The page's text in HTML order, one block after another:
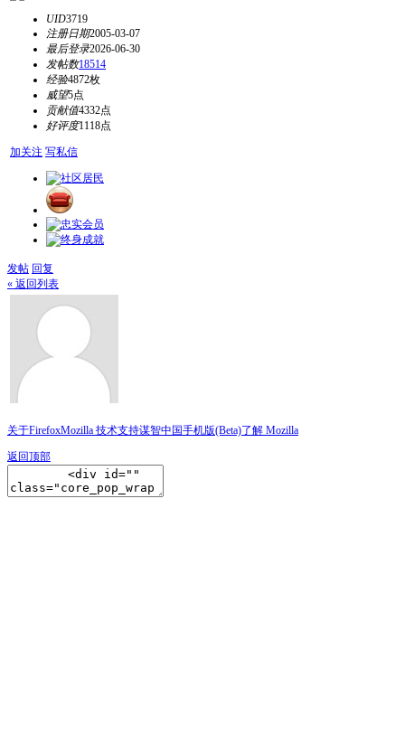
UID3719
注册日期2005-03-07
最后登录2026-06-30
发帖数18514
经验4872枚
威望5点
贡献值4332点
好评度1118点
加关注 写私信
发帖 回复
« 返回列表
关于FirefoxMozilla 技术支持谋智中国手机版(Beta)了解 Mozilla
返回顶部